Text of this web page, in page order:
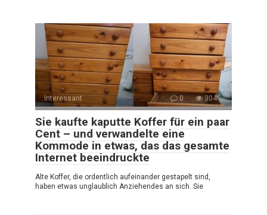
Interessant 0 304
Sie kaufte kaputte Koffer für ein paar
Cent – und verwandelte eine
Kommode in etwas, das das gesamte
Internet beeindruckte
Alte Koffer, die ordentlich aufeinander gestapelt sind,
haben etwas unglaublich Anziehendes an sich. Sie